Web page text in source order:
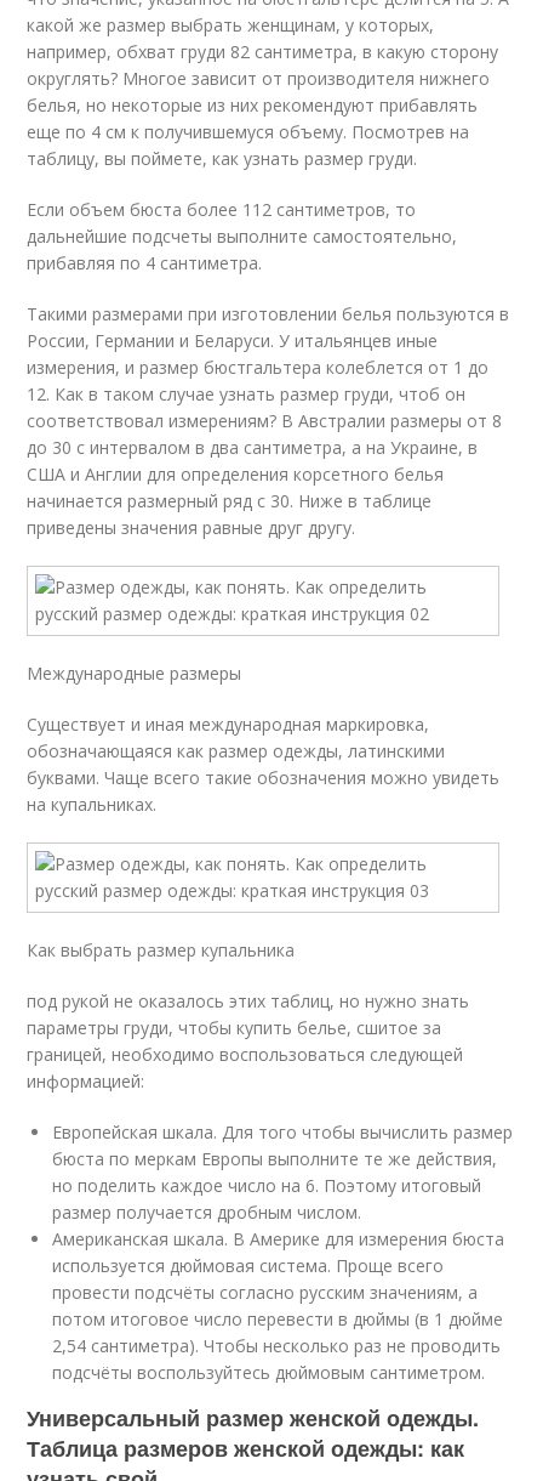
какой же размер выбрать женщинам, у которых,
например, обхват груди 82 сантиметра, в какую сторону
округлять? Многое зависит от производителя нижнего
белья, но некоторые из них рекомендуют прибавлять
еще по 4 см к получившемуся объему. Посмотрев на
таблицу, вы поймете, как узнать размер груди.
Если объем бюста более 112 сантиметров, то
дальнейшие подсчеты выполните самостоятельно,
прибавляя по 4 сантиметра.
Такими размерами при изготовлении белья пользуются в
России, Германии и Беларуси. У итальянцев иные
измерения, и размер бюстгальтера колеблется от 1 до
12. Как в таком случае узнать размер груди, чтоб он
соответствовал измерениям? В Австралии размеры от 8
до 30 с интервалом в два сантиметра, а на Украине, в
США и Англии для определения корсетного белья
начинается размерный ряд с 30. Ниже в таблице
приведены значения равные друг другу.
Международные размеры
Существует и иная международная маркировка,
обозначающаяся как размер одежды, латинскими
буквами. Чаще всего такие обозначения можно увидеть
на купальниках.
Как выбрать размер купальника
под рукой не оказалось этих таблиц, но нужно знать
параметры груди, чтобы купить белье, сшитое за
границей, необходимо воспользоваться следующей
информацией:
Европейская шкала. Для того чтобы вычислить размер
бюста по меркам Европы выполните те же действия,
но поделить каждое число на 6. Поэтому итоговый
размер получается дробным числом.
Американская шкала. В Америке для измерения бюста
используется дюймовая система. Проще всего
провести подсчёты согласно русским значениям, а
потом итоговое число перевести в дюймы (в 1 дюйме
2,54 сантиметра). Чтобы несколько раз не проводить
подсчёты воспользуйтесь дюймовым сантиметром.
Универсальный размер женской одежды.
Таблица размеров женской одежды: как